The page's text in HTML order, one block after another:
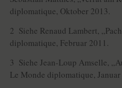
diplomatique, Oktober 2013.
2 Siehe Renaud Lambert,
diplomatique, Februar 2011.
3 Siehe Jean-Loup Amselle,
Le Monde diplomatique,